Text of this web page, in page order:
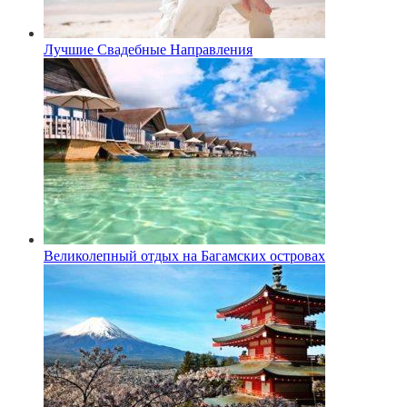
Лучшие Свадебные Направления
Великолепный отдых на Багамских островах